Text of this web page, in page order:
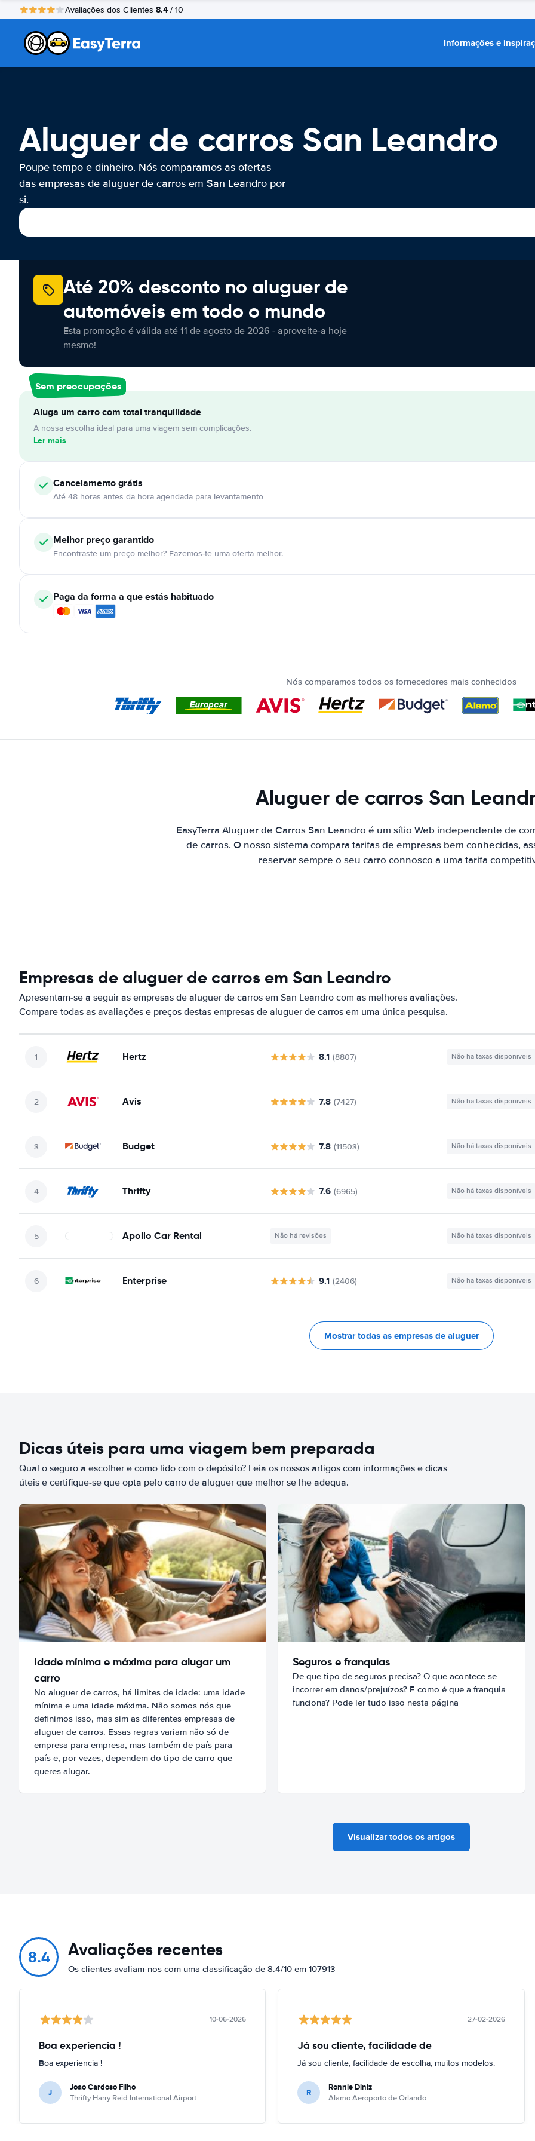
Avaliações dos Clientes 8.4 / 10
Informações e
Aluguer de carros San Leandro
Poupe tempo e dinheiro. Nós comparamos as ofertas
das empresas de aluguer de carros em San Leandro por
si.
Até 20% desconto no aluguer de
automóveis em todo o mundo
Esta promoção é válida até 11 de agosto de 2026 - aproveite-a hoje
mesmo!
Sem preocupações
Aluga um carro com total tranquilidade
A nossa escolha ideal para uma viagem sem complicações.
Ler mais
Cancelamentográtis
Até 48 horas antes da hora agendada para levantamento
Melhor preço garantido
Encontraste um preço melhor? Fazemos-te uma oferta melhor.
Paga da forma a que estás habituado
Nós comparamos todos os fornecedores mais conhecidos
Aluguer de carros San
EasyTerra Aluguer de Carros San Leandro é um sítio Web independente de
de carros. O nosso sistema compara tarifas de empresas bem conhecidas,
reservar sempre o seu carro connosco a uma tarifa
Empresas de aluguer de carros em San Leandro
Apresentam-se a seguir as empresas de aluguer de carros em San Leandro com as melhores avaliações.
Compare todas as avaliações e preços destas empresas de aluguer de carros em uma única pesquisa.
Hertz 8.1 (8807) Não há taxas disponíveis
Avis 7.8 (7427) Não há taxas disponíveis
Budget 7.8 (11503) Não há taxas disponíveis
Thrifty 7.6 (6965) Não há taxas disponíveis
Apollo Car Rental Não há revisões Não há taxas disponíveis
Enterprise 9.1 (2406) Não há taxas disponíveis
Mostrar todas as empresas de aluguer
Dicas úteis para uma viagem bem preparada
Qual o seguro a escolher e como lido com o depósito? Leia os nossos artigos com informações e dicas
úteis e certifique-se que opta pelo carro de aluguer que melhor se lhe adequa.
Idade mínima e máxima para alugar um
carro
No aluguer de carros, há limites de idade: uma idade
mínima e uma idade máxima. Não somos nós que
definimos isso, mas sim as diferentes empresas de
aluguer de carros. Essas regras variam não só de
empresa para empresa, mas também de país para
país e, por vezes, dependem do tipo de carro que
queres alugar.
Seguros e franquias
De que tipo de seguros precisa? O que acontece se
incorrer em danos/prejuízos? E como é que a franquia
funciona? Pode ler tudo isso nesta página
Visualizar todos os artigos
8.4 Avaliações recentes
Os clientes avaliam-nos com uma classificação de 8.4/10 em 107913
10-06-2026
Boa experiencia !
Boa experiencia !
J Joao Cardoso Filho
Thrifty Harry Reid International Airport
27-02-2026
Já sou cliente, facilidade de
Já sou cliente, facilidade de escolha, muitos modelos.
R Ronnie Diniz
Alamo Aeroporto de Orlando